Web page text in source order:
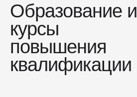
Образование и
курсы
повышения
квалификации